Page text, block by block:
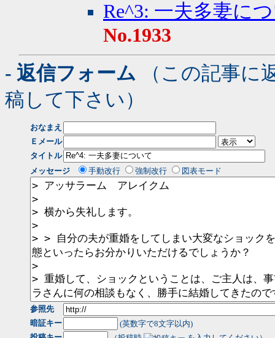
Re^3: 一夫多妻に
No.1933
- 返信フォーム （この記事に
稿して下さい）
おなまえ
Ｅメール
タイトル
メッセージ
手動改行 強制改行 図表モード
参照先
暗証キー
(英数字で8文字以内)